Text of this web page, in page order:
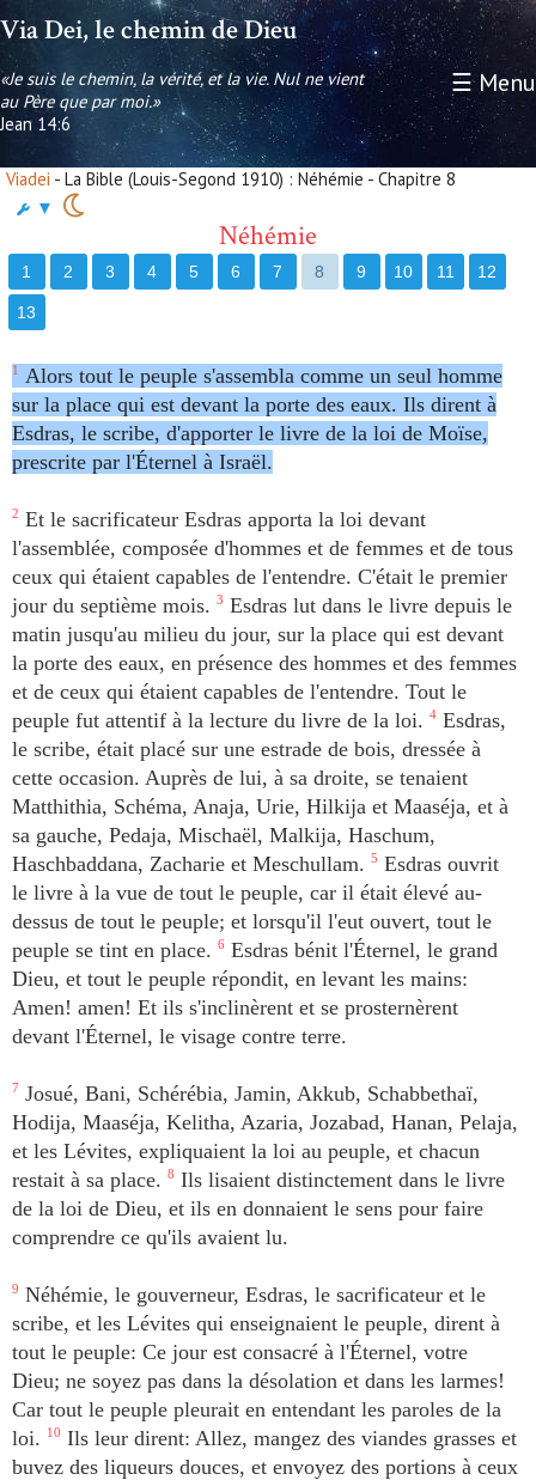
Via Dei, le chemin de Dieu
«Je suis le chemin, la vérité, et la vie. Nul ne vient
au Père que par moi.»
Jean 14:6
☰ Menu
Viadei - La Bible (Louis-Segond 1910) : Néhémie - Chapitre 8
▼
Néhémie
1 2 3 4 5 6 7 8 9 10 11 12
13
1
Alors tout le peuple s'assembla comme un seul homme
sur la place qui est devant la porte des eaux. Ils dirent à
Esdras, le scribe, d'apporter le livre de la loi de Moïse,
prescrite par l'Éternel à Israël.
2 Et le sacrificateur Esdras apporta la loi devant
l'assemblée, composée d'hommes et de femmes et de tous
ceux qui étaient capables de l'entendre. C'était le premier
jour du septième mois. 3 Esdras lut dans le livre depuis le
matin jusqu'au milieu du jour, sur la place qui est devant
la porte des eaux, en présence des hommes et des femmes
et de ceux qui étaient capables de l'entendre. Tout le
peuple fut attentif à la lecture du livre de la loi. 4 Esdras,
le scribe, était placé sur une estrade de bois, dressée à
cette occasion. Auprès de lui, à sa droite, se tenaient
Matthithia, Schéma, Anaja, Urie, Hilkija et Maaséja, et à
sa gauche, Pedaja, Mischaël, Malkija, Haschum,
Haschbaddana, Zacharie et Meschullam. 5 Esdras ouvrit
le livre à la vue de tout le peuple, car il était élevé au-
dessus de tout le peuple; et lorsqu'il l'eut ouvert, tout le
peuple se tint en place. 6 Esdras bénit l'Éternel, le grand
Dieu, et tout le peuple répondit, en levant les mains:
Amen! amen! Et ils s'inclinèrent et se prosternèrent
devant l'Éternel, le visage contre terre.
7 Josué, Bani, Schérébia, Jamin, Akkub, Schabbethaï,
Hodija, Maaséja, Kelitha, Azaria, Jozabad, Hanan, Pelaja,
et les Lévites, expliquaient la loi au peuple, et chacun
restait à sa place. 8 Ils lisaient distinctement dans le livre
de la loi de Dieu, et ils en donnaient le sens pour faire
comprendre ce qu'ils avaient lu.
9 Néhémie, le gouverneur, Esdras, le sacrificateur et le
scribe, et les Lévites qui enseignaient le peuple, dirent à
tout le peuple: Ce jour est consacré à l'Éternel, votre
Dieu; ne soyez pas dans la désolation et dans les larmes!
Car tout le peuple pleurait en entendant les paroles de la
loi.
10 Ils leur dirent: Allez, mangez des viandes grasses et
buvez des liqueurs douces, et envoyez des portions à ceux